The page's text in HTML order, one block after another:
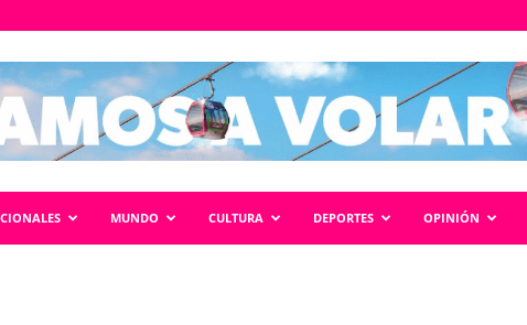
MUNDO CULTURA DEPORTES OPINIÓN